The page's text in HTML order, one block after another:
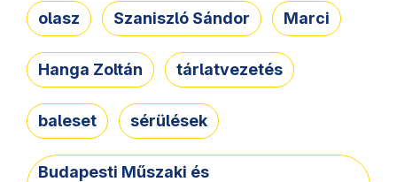
olasz Szaniszló Sándor Marci
Hanga Zoltán tárlatvezetés
baleset sérülések
Budapesti Műszaki és